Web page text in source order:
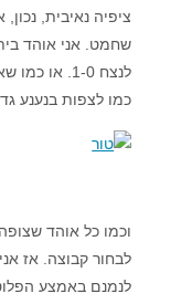
ציפיה נאיבית,
לנצח 1-0.
כמו לצפות בנענע
וכמו כל אוהד
לבחור קבוצה. אז
לנמנם באמצע